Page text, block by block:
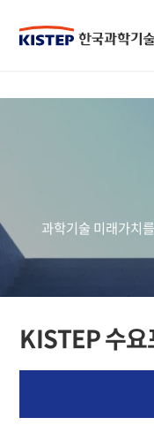
과학기술 미래가치
KISTEP 수요